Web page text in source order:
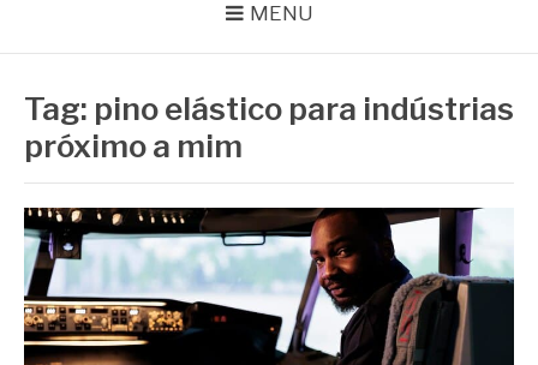
MENU
Tag: pino elástico para indústrias
próximo a mim